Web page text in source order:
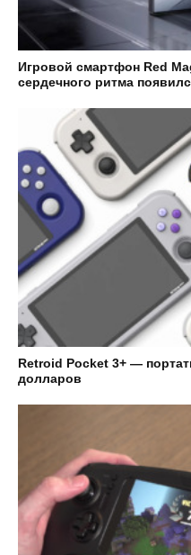
Игровой смартфон Red
сердечного ритма
Retroid Pocket 3+ —
долларов